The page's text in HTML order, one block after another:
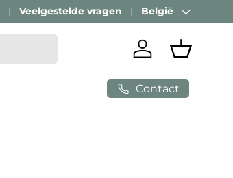
Veelgestelde vragen Land/Regio
België
InloggenMandje
Contact